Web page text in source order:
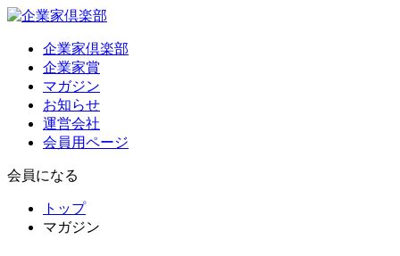
企業家倶楽部
企業家賞
マガジン
お知らせ
運営会社
会員用ページ
会員になる
トップ
マガジン